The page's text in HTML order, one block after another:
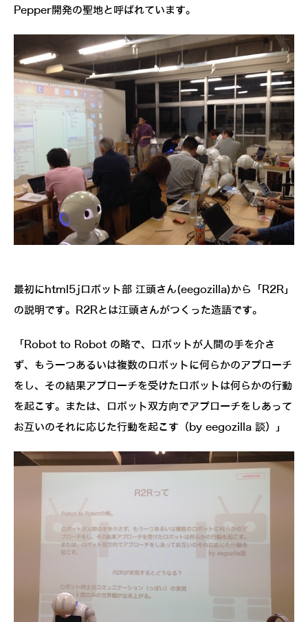
Pepper開発の聖地と呼ばれています。
最初にhtml5jロボット部 江頭さん(eegozilla)から「R2R」
の説明です。R2Rとは江頭さんがつくった造語です。
「Robot to Robot の略で、ロボットが人間の手を介さ
ず、もう一つあるいは複数のロボットに何らかのアプローチ
をし、その結果アプローチを受けたロボットは何らかの行動
を起こす。または、ロボット双方向でアプローチをしあって
お互いのそれに応じた行動を起こす（by eegozilla 談）」